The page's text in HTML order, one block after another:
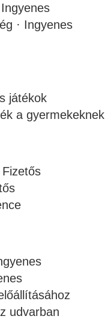
· Ingyenes
játékok
a gyermekeknek
udvarban